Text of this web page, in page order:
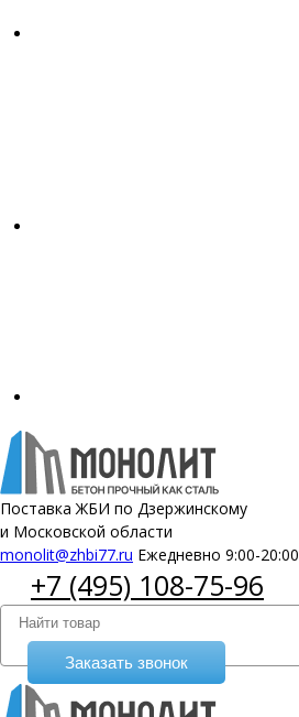
Поставка ЖБИ по Дзержинскому
и Московской области
monolit@zhbi77.ru Ежедневно 9:00-20:00
+7 (495) 108-75-96
Заказать звонок